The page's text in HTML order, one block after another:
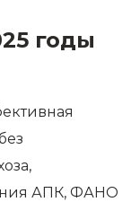
годы
АПК, ФАНО